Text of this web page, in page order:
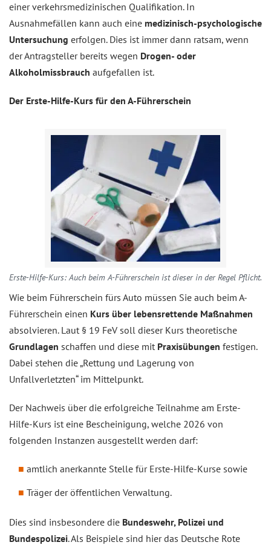
einer verkehrsmedizinischen Qualifikation. In
Ausnahmefällen kann auch eine medizinisch-psychologische
Untersuchung erfolgen. Dies ist immer dann ratsam, wenn
der Antragsteller bereits wegen Drogen- oder
Alkoholmissbrauch aufgefallen ist.
Der Erste-Hilfe-Kurs für den A-Führerschein
Erste-Hilfe-Kurs: Auch beim A-Führerschein ist dieser in der Regel Pflicht.
Wie beim Führerschein fürs Auto müssen Sie auch beim A-
Führerschein einen Kurs über lebensrettende Maßnahmen
absolvieren. Laut § 19 FeV soll dieser Kurs theoretische
Grundlagen schaffen und diese mit Praxisübungen festigen.
Dabei stehen die „Rettung und Lagerung von
Unfallverletzten“ im Mittelpunkt.
Der Nachweis über die erfolgreiche Teilnahme am Erste-
Hilfe-Kurs ist eine Bescheinigung, welche 2026 von
folgenden Instanzen ausgestellt werden darf:
amtlich anerkannte Stelle für Erste-Hilfe-Kurse sowie
Träger der öffentlichen Verwaltung.
Dies sind insbesondere die Bundeswehr, Polizei und
Bundespolizei. Als Beispiele sind hier das Deutsche Rote